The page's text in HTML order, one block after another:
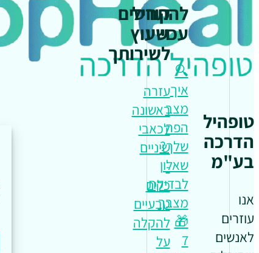
טופהיל
הדרכה
בע"מ
אנו
עוזרים
לאנשים
להתחיל
עכשיו
🔍
איך
מצב
הפה
שלך?
שאלון
לבדיקת
מצבך
🎁
7
קורסים
וייעוץ
לשירותך
עזרה
ראשונה
לכאבי
שיניים
-
כלים
טבעיים
להקלה
על